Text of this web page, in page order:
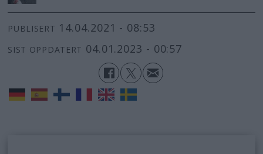
PUBLISERT 14.04.2021 - 08:53
SIST OPPDATERT 04.01.2023 - 00:57